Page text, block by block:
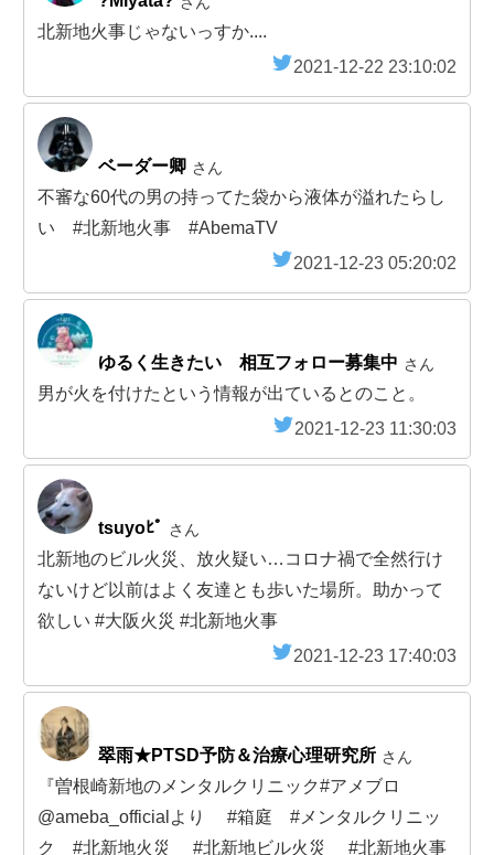
北新地火事じゃないっすか....
2021-12-22 23:10:02
ベーダー卿 さん
不審な60代の男の持ってた袋から液体が溢れたらし
い #北新地火事 #AbemaTV
2021-12-23 05:20:02
ゆるく生きたい 相互フォロー募集中 さん
男が火を付けたという情報が出ているとのこと。
2021-12-23 11:30:03
tsuyoﾋﾟ さん
北新地のビル火災、放火疑い…コロナ禍で全然行け
ないけど以前はよく友達とも歩いた場所。助かって
欲しい #大阪火災 #北新地火事
2021-12-23 17:40:03
翠雨★PTSD予防＆治療心理研究所 さん
『曽根崎新地のメンタルクリニック#アメブロ
@ameba_officialより #箱庭 #メンタルクリニッ
ク #北新地火災 #北新地ビル火災 #北新地火事